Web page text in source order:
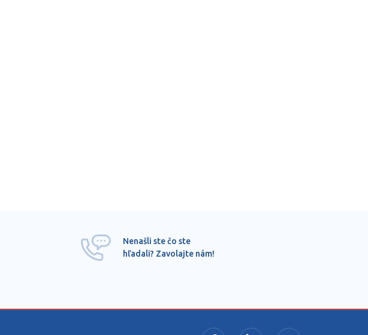
Nenašli ste čo ste
hľadali? Zavolajte nám!